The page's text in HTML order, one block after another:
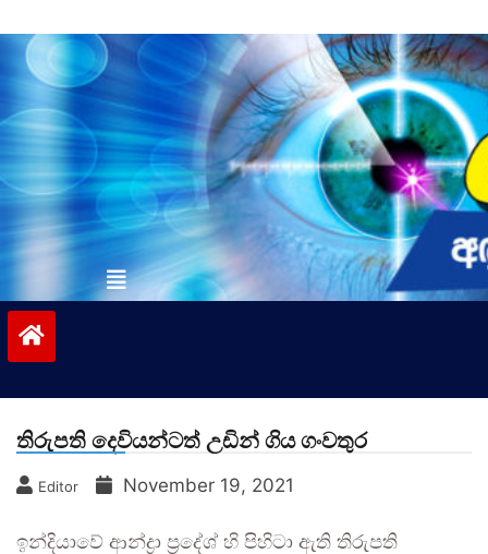
to
contentvinivida.lk
තිරුපති දෙවියන්ටත් උඩින් ගිය ගංවතුර
Editor November 19, 2021
ඉන්දියාවේ ආන්ද්‍රා ප්‍රදේශ් හි පිහිටා ඇති තිරුපති